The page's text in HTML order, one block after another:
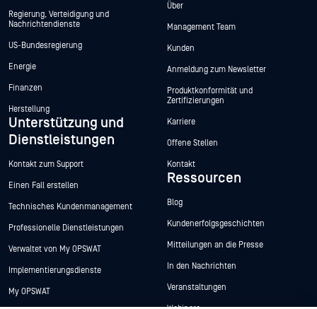
Regierung, Verteidigung und
Nachrichtendienste
US-Bundesregierung
Energie
Finanzen
Herstellung
Unterstützung und
Dienstleistungen
Kontakt zum Support
Einen Fall erstellen
Technisches Kundenmanagement
Professionelle Dienstleistungen
Verwaltet von My OPSWAT
Implementierungsdienste
My OPSWAT
Über
Management Team
Kunden
Anmeldung zum Newsletter
Produktkonformität und
Zertifizierungen
Karriere
Offene Stellen
Kontakt
Ressourcen
Blog
Kundenerfolgsgeschichten
Mitteilungen an die Presse
In den Nachrichten
Veranstaltungen